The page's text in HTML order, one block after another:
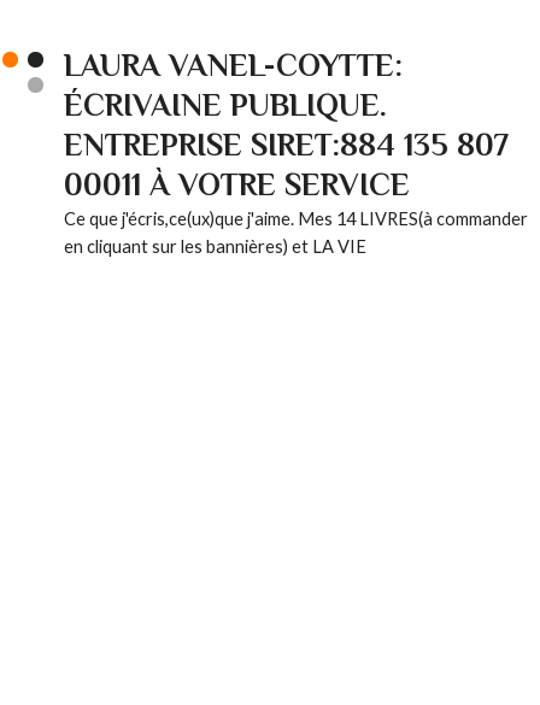
LAURA VANEL-COYTTE:
ÉCRIVAINE PUBLIQUE.
ENTREPRISE SIRET:884 135 807
00011 À VOTRE SERVICE
Ce que j'écris,ce(ux)que j'aime. Mes 14 LIVRES(à commander
en cliquant sur les bannières) et LA VIE